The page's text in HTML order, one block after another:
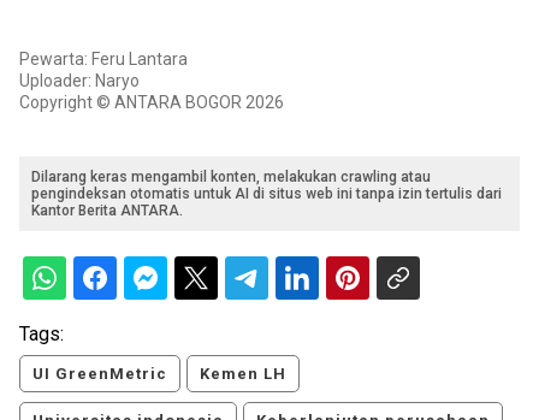
Pewarta: Feru Lantara
Uploader: Naryo
Copyright © ANTARA BOGOR 2026
Dilarang keras mengambil konten, melakukan crawling atau
pengindeksan otomatis untuk AI di situs web ini tanpa izin tertulis dari
Kantor Berita ANTARA.
Tags:
UI GreenMetric Kemen LH